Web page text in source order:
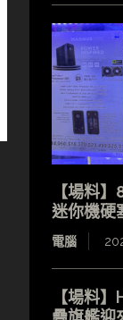
【場料
迷你機硬
電腦
【場料